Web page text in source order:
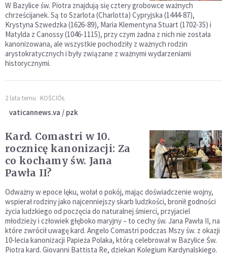
W Bazylice św. Piotra znajdują się cztery grobowce ważnych
chrześcijanek. Są to Szarlota (Charlotta) Cypryjska (1444-87),
Krystyna Szwedzka (1626-89), Maria Klementyna Stuart (1702-35) i
Matylda z Canossy (1046-1115), przy czym żadna z nich nie została
kanonizowana, ale wszystkie pochodziły z ważnych rodzin
arystokratycznych i były związane z ważnymi wydarzeniami
historycznymi.
2 lata temu KOŚCIÓŁ
vaticannews.va / pzk
Kard. Comastri w 10.
rocznicę kanonizacji: Za
co kochamy św. Jana
Pawła II?
Odważny w epoce lęku, wołał o pokój, mając doświadczenie wojny,
wspierał rodziny jako najcenniejszy skarb ludzkości, bronił godności
życia ludzkiego od poczęcia do naturalnej śmierci, przyjaciel
młodzieży i człowiek głęboko maryjny – to cechy św. Jana Pawła II, na
które zwrócił uwagę kard. Angelo Comastri podczas Mszy św. z okazji
10-lecia kanonizacji Papieża Polaka, którą celebrował w Bazylice Św.
Piotra kard. Giovanni Battista Re, dziekan Kolegium Kardynalskiego.